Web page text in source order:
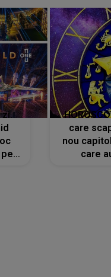
zi.
care
nou
care